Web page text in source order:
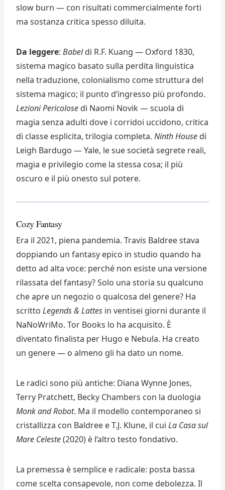
slow burn — con risultati commercialmente forti
ma sostanza critica spesso diluita.
Da leggere: Babeldi R.F. Kuang — Oxford 1830,
sistema magico basato sulla perdita linguistica
nella traduzione, colonialismo come struttura del
sistema magico; il punto d’ingresso più profondo.
Lezioni Pericolose di Naomi Novik — scuola di
magia senza adulti dove i corridoi uccidono, critica
di classe esplicita, trilogia completa. Ninth House di
Leigh Bardugo — Yale, le sue società segrete reali,
magia e privilegio come la stessa cosa; il più
oscuro e il più onesto sul potere.
Cozy Fantasy
Era il 2021, piena pandemia. Travis Baldree stava
doppiando un fantasy epico in studio quando ha
detto ad alta voce: perché non esiste una versione
rilassata del fantasy? Solo una storia su qualcuno
che apre un negozio o qualcosa del genere? Ha
scritto Legends & Lattes in ventisei giorni durante il
NaNoWriMo. Tor Books lo ha acquisito. È
diventato finalista per Hugo e Nebula. Ha creato
un genere — o almeno gli ha dato un nome.
Le radici sono più antiche: Diana Wynne Jones,
Terry Pratchett, Becky Chambers con la duologia
Monk and Robot. Ma il modello contemporaneo si
cristallizza con Baldree e T.J. Klune, il cui La Casa sul
Mare Celeste(2020) è l’altro testo fondativo.
La premessa è semplice e radicale: posta bassa
come scelta consapevole, non come debolezza. Il